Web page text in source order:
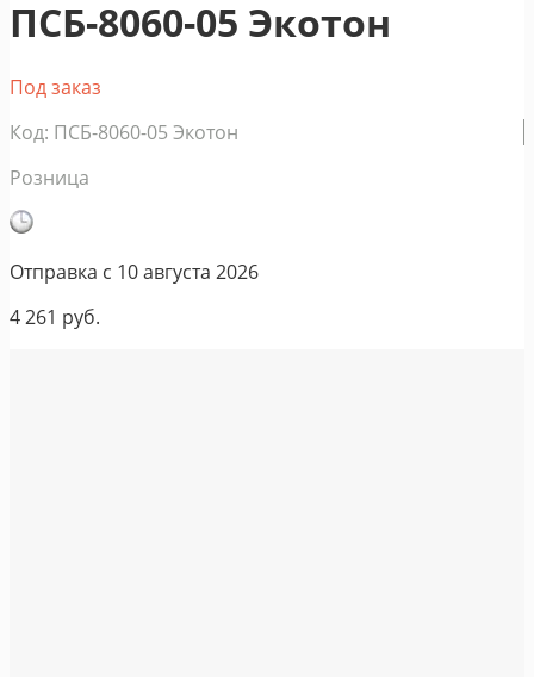
ПСБ-8060-05 Экотон
Под заказ
Код: ПСБ-8060-05 Экотон
Розница
Отправка с 10 августа 2026
4 261 руб.